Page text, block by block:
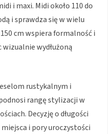
i maxi. Midi około 110 do
i sprawdza się w wielu
cm wspiera formalność i
wydłużoną
rustykalnym i
rangę stylizacji w
Decyzję o długości
i pory uroczystości